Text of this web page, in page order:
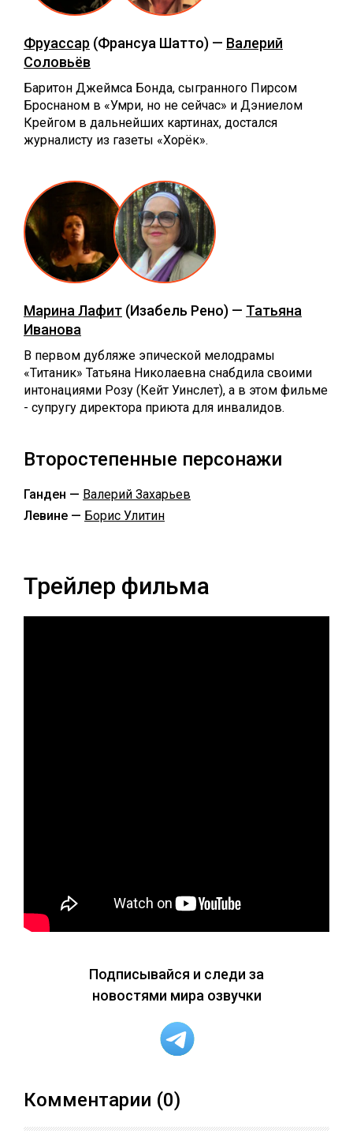
Фруассар (Франсуа Шатто) — Валерий
Соловьёв
Баритон Джеймса Бонда, сыгранного Пирсом
Броснаном в «Умри, но не сейчас» и Дэниелом
Крейгом в дальнейших картинах, достался
журналисту из газеты «Хорёк».
Марина Лафит (Изабель Рено) — Татьяна
Иванова
В первом дубляже эпической мелодрамы
«Титаник» Татьяна Николаевна снабдила своими
интонациями Розу (Кейт Уинслет), а в этом фильме
- супругу директора приюта для инвалидов.
Второстепенные персонажи
Ганден — Валерий Захарьев
Левине — Борис Улитин
Трейлер фильма
Подписывайся и следи за
новостями мира озвучки
Комментарии (0)